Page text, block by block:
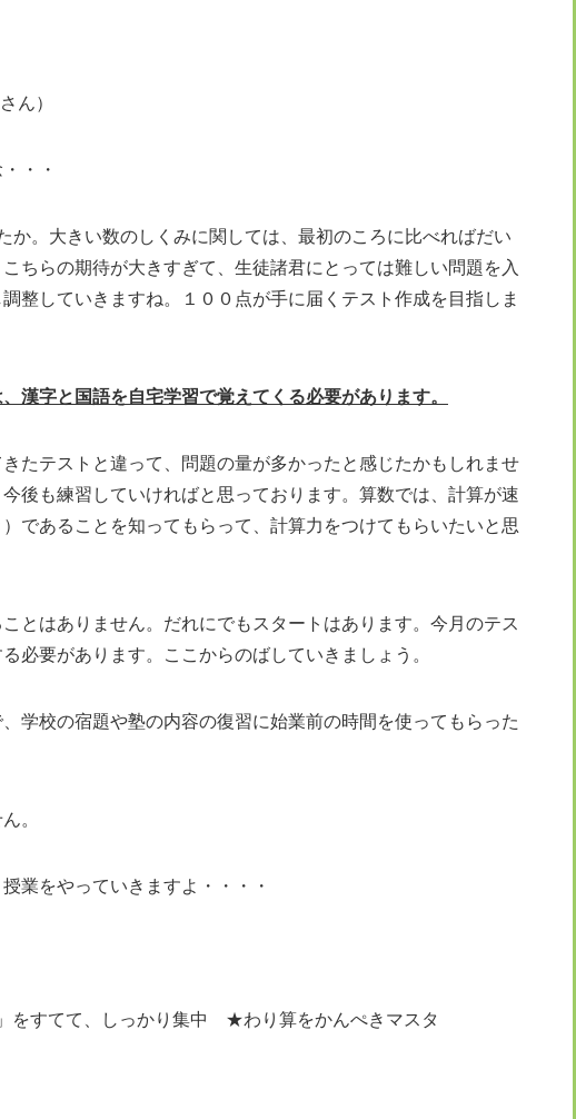
）
・・
か。大きい数のしくみに関しては、最初のころに比べればだい
ちらの期待が大きすぎて、生徒諸君にとっては難しい問題を入
整していきますね。１００点が手に届くテスト作成を目指しま
漢字と国語を自宅学習で覚えてくる必要があります。
たテストと違って、問題の量が多かったと感じたかもしれませ
後も練習していければと思っております。算数では、計算が速
であることを知ってもらって、計算力をつけてもらいたいと思
とはありません。だれにでもスタートはあります。今月のテス
る必要があります。ここからのばしていきましょう。
学校の宿題や塾の内容の復習に始業前の時間を使ってもらった
。
業をやっていきますよ・・・・
てて、しっかり集中 ★わり算をかんぺきマスタ